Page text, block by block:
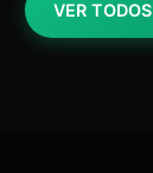
VER